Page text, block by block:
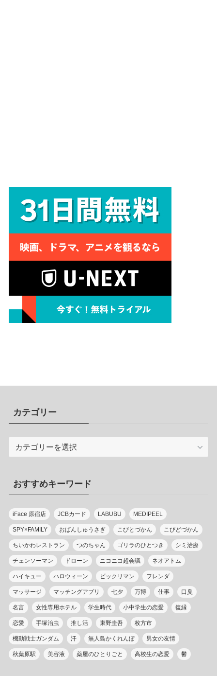
カテゴリー
リ
ー
おすすめキーワード
iFace 原宿店 JCBカード LABUBU MEDIPEEL
SPY×FAMILY おぱんしゅうさぎ こびとづかん こびどづかん
ちいかわレストラン つのちゃん ゴリラのひとつき シミ治療
チェンソーマン ドローン ニコニコ超会議 ネオアトム
ハイキュー ハロウィーン ビックリマン フレンダ
マッサージ マッチングアプリ 七夕 万博 仕事 口臭
名言 女性専用ホテル 学生時代 小中学生の恋愛 復縁
恋愛 手塚治虫 推し活 東野圭吾 枚方市
機動戦士ガンダム 汗 無人島かくれんぼ 男女の友情
秋葉原駅 美容液 薬屋のひとりごと 高校生の恋愛 鬱